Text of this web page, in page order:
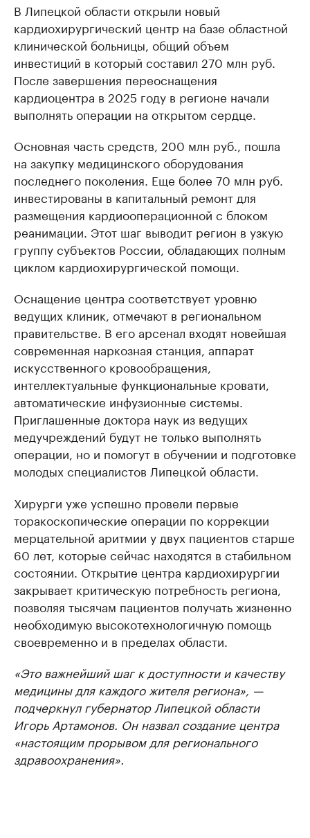
В Липецкой области открыли новый
кардиохирургический центр на базе областной
клинической больницы, общий объем
инвестиций в который составил 270 млн руб.
После завершения переоснащения
кардиоцентра в 2025 году в регионе начали
выполнять операции на открытом сердце.
Основная часть средств, 200 млн руб., пошла
на закупку медицинского оборудования
последнего поколения. Еще более 70 млн руб.
инвестированы в капитальный ремонт для
размещения кардиооперационной с блоком
реанимации. Этот шаг выводит регион в узкую
группу субъектов России, обладающих полным
циклом кардиохирургической помощи.
Оснащение центра соответствует уровню
ведущих клиник, отмечают в региональном
правительстве. В его арсенал входят новейшая
современная наркозная станция, аппарат
искусственного кровообращения,
интеллектуальные функциональные кровати,
автоматические инфузионные системы.
Приглашенные доктора наук из ведущих
медучреждений будут не только выполнять
операции, но и помогут в обучении и подготовке
молодых специалистов Липецкой области.
Хирурги уже успешно провели первые
торакоскопические операции по коррекции
мерцательной аритмии у двух пациентов старше
60 лет, которые сейчас находятся в стабильном
состоянии. Открытие центра кардиохирургии
закрывает критическую потребность региона,
позволяя тысячам пациентов получать жизненно
необходимую высокотехнологичную помощь
своевременно и в пределах области.
«Это важнейший шаг к доступности и качеству
медицины для каждого жителя региона», —
подчеркнул губернатор Липецкой области
Игорь Артамонов. Он назвал создание центра
«настоящим прорывом для регионального
здравоохранения».